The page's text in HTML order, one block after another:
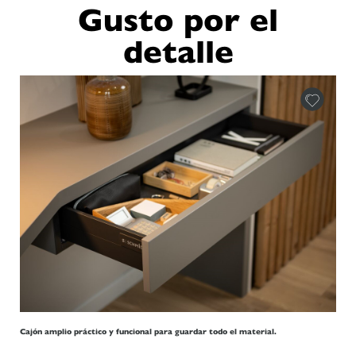
Gusto por el
detalle
Cajón amplio práctico y funcional para guardar todo el material.